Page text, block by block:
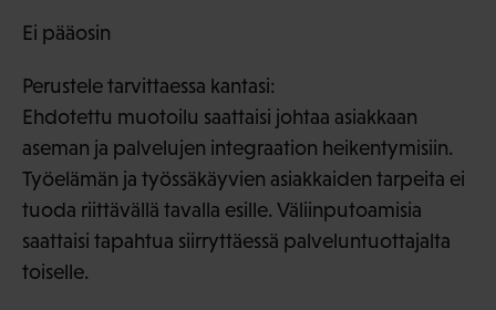
Ei pääosin
Perustele tarvittaessa kantasi:
Ehdotettu muotoilu saattaisi johtaa asiakkaan
aseman ja palvelujen integraation heikentymisiin.
Työelämän ja työssäkäyvien asiakkaiden tarpeita ei
tuoda riittävällä tavalla esille. Väliinputoamisia
saattaisi tapahtua siirryttäessä palveluntuottajalta
toiselle.